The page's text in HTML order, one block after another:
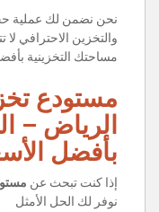
نحن نضمن لك عملية
والتخزين الاحترافي لا
مساحتك التخزينية
مستودع
الرياض –
بأفضل
إذا كنت تبحث عن
نوفر لك الحل الأمثل